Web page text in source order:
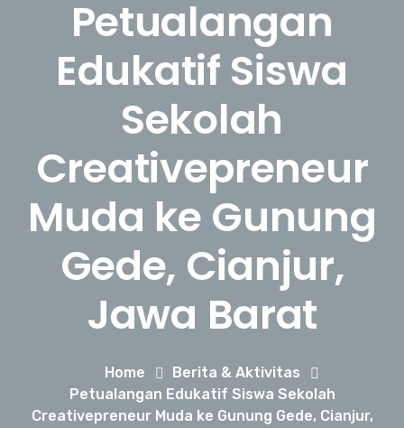
Petualangan
Edukatif Siswa
Sekolah
Creativepreneur
Muda ke Gunung
Gede, Cianjur,
Jawa Barat
Home
Berita & Aktivitas
Petualangan Edukatif Siswa Sekolah
Creativepreneur Muda ke Gunung Gede, Cianjur,